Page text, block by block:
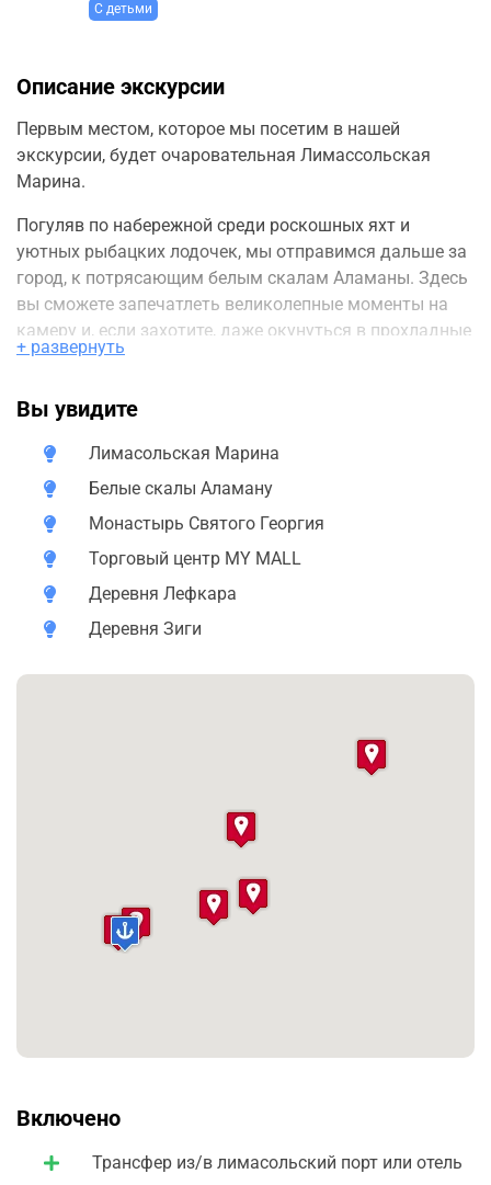
С детьми
Описание экскурсии
Первым местом, которое мы посетим в нашей
экскурсии, будет очаровательная Лимассольская
Марина.
Погуляв по набережной среди роскошных яхт и
уютных рыбацких лодочек, мы отправимся дальше за
город, к потрясающим белым скалам Аламаны. Здесь
вы сможете запечатлеть великолепные моменты на
камеру и, если захотите, даже окунуться в прохладные
воды моря.
Затем наш маршрут приведет нас к колоритному
монастырю святого Георгия, построенному в
византийском стиле, где мы сможем насладиться не
только прекрасным видом, но и почувствовать
После этого, для любителей шоппинга, мы отправимся
где вас ждет более 150 магазинов различных брендов
и ассортиментов. А для тех, кто предпочитает
поездку в древнюю деревню Лефкара, знаменитую
Здесь вы сможете насладиться узкими улочками,
аутентичной архитектурой и приобрести подарки у
Пройдясь по этим древним улочкам и насладившись
обратно в порт. По пути, по вашему желанию, мы
можем организовать обед в известной рыбацкой
деревне Зиги, где вы сможете попробовать самые
+ развернуть
Вы увидите
Лимасольская Марина
Белые скалы Аламану
Монастырь Святого Георгия
Торговый центр MY MALL
Деревня Лефкара
Деревня Зиги
Включено
Трансфер из/в лимасольский порт или отель